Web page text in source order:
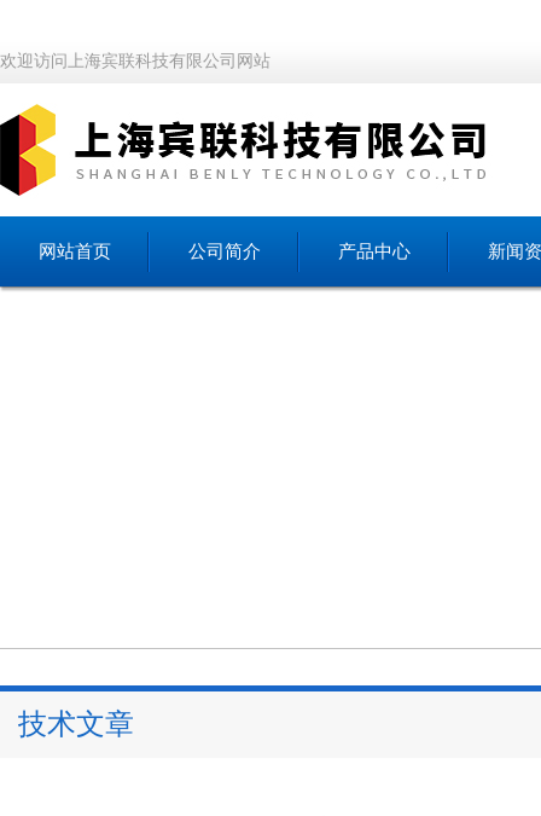
欢迎访问上海宾联科技有限公司网站
网站首页 公司简介 产品中心 新闻
技术文章